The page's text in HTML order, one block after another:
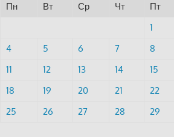
Пн
Вт Ср Чт Пт
1
4
5 6 7 8
11
12 13 14 15
18
19 20 21 22
25
26 27 28 29